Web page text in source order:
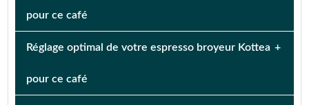
pour ce café
Réglage optimal de votre espresso broyeur Kottea
pour ce café